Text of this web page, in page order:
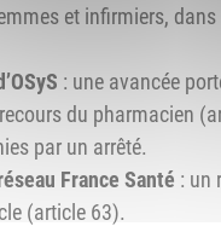
et infirmiers,
: une avancée
du pharmacien
par un arrêté.
France Santé : un
(article 63).